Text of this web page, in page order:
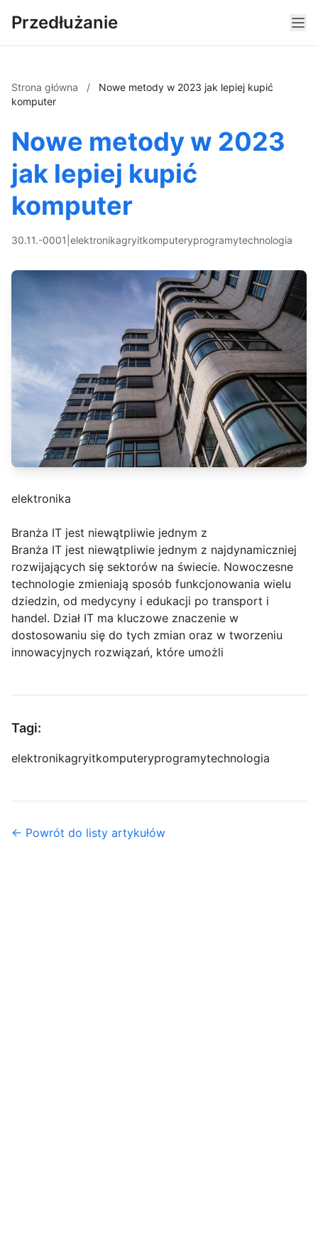
Przedłużanie
Strona główna /
Nowe metody w 2023 jak lepiej kupić
komputer
Nowe metody w 2023
jak lepiej kupić
komputer
30.11.-0001 elektronikagryitkomputeryprogramytechnologia
elektronika
Branża IT jest niewątpliwie jednym z
Branża IT jest niewątpliwie jednym z najdynamiczniej
rozwijających się sektorów na świecie. Nowoczesne
technologie zmieniają sposób funkcjonowania wielu
dziedzin, od medycyny i edukacji po transport i
handel. Dział IT ma kluczowe znaczenie w
dostosowaniu się do tych zmian oraz w tworzeniu
innowacyjnych rozwiązań, które umożli
Tagi:
elektronikagryitkomputeryprogramytechnologia
← Powrót do listy artykułów